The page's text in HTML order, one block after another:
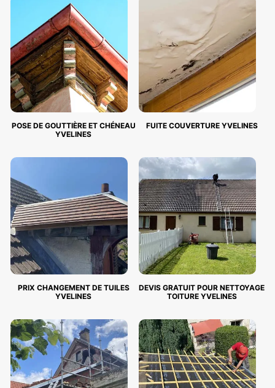
POSE DE GOUTTIÈRE ET CHÉNEAU
YVELINES
FUITE COUVERTURE YVELINES
PRIX CHANGEMENT DE TUILES
YVELINES
DEVIS GRATUIT POUR NETTOYAGE
TOITURE YVELINES